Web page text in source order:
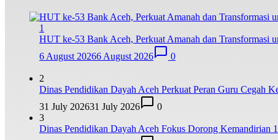
1
HUT ke-53 Bank Aceh, Perkuat Amanah dan Transformasi
6 August 20266 August 2026 0
2
Dinas Pendidikan Dayah Aceh Perkuat Peran Guru Cegah
31 July 202631 July 2026
0
3
Dinas Pendidikan Dayah Aceh Fokus Dorong Kemandirian